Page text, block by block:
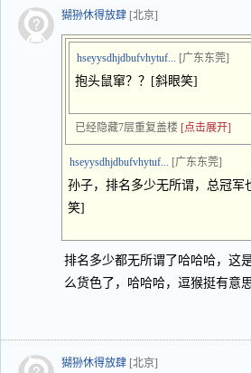
猢狲休得放肆 [北京]
hseyysdhjdbufvhytuf... [广东东莞]
抱头鼠窜？？[斜眼笑]
已经隐藏7层重复盖楼 [点击展开]
hseyysdhjdbufvhytuf... [广东东莞]
孙子，排名多少无所谓，总冠军
笑]
排名多少都无所谓了哈哈哈，这
么货色了，哈哈哈，逗猴挺有意
猢狲休得放肆 [北京]